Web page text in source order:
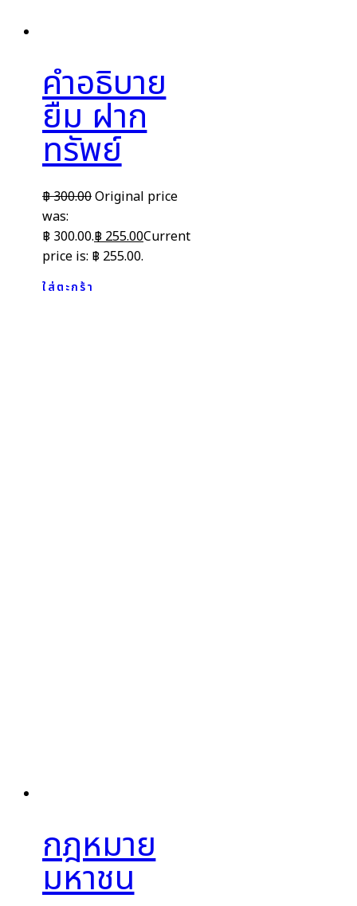
คำอธิบาย
ยืม ฝาก
ทรัพย์
฿300.00Original price
was:
฿ 300.00.฿255.00Current
price is: ฿ 255.00.
ใส่ตะกร้า
กฎหมาย
มหาชน